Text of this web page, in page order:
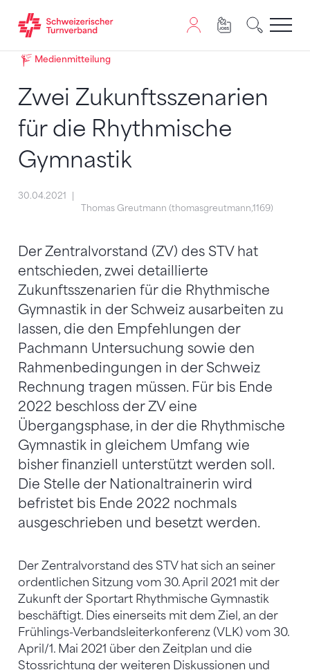
Zum Inhalt springen
Zur Sitemap navigieren
Zum Navigieren dieser Seite wird JavaScript benötigt.
Medienmitteilung
Zwei Zukunftsszenarien
für die Rhythmische
Gymnastik
30.04.2021
Thomas Greutmann (thomasgreutmann,1169)
Der Zentralvorstand (ZV) des STV hat
entschieden, zwei detaillierte
Zukunftsszenarien für die Rhythmische
Gymnastik in der Schweiz ausarbeiten zu
lassen, die den Empfehlungen der
Pachmann Untersuchung sowie den
Rahmenbedingungen in der Schweiz
Rechnung tragen müssen. Für bis Ende
2022 beschloss der ZV eine
Übergangsphase, in der die Rhythmische
Gymnastik in gleichem Umfang wie
bisher finanziell unterstützt werden soll.
Die Stelle der Nationaltrainerin wird
befristet bis Ende 2022 nochmals
ausgeschrieben und besetzt werden.
Der Zentralvorstand des STV hat sich an seiner
ordentlichen Sitzung vom 30. April 2021 mit der
Zukunft der Sportart Rhythmische Gymnastik
beschäftigt. Dies einerseits mit dem Ziel, an der
Frühlings-Verbandsleiterkonferenz (VLK) vom 30.
April/1. Mai 2021 über den Zeitplan und die
Stossrichtung der weiteren Diskussionen und